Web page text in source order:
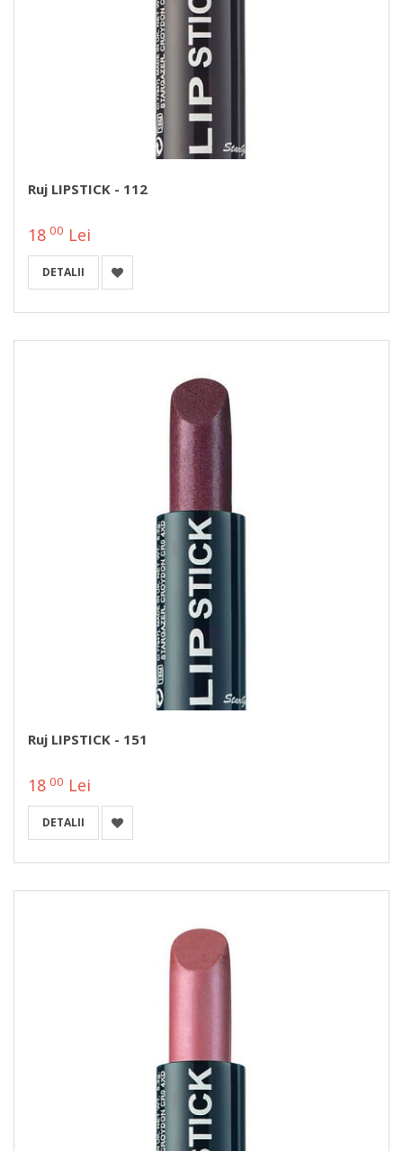
Ruj LIPSTICK - 112
18 00 Lei
DETALII
Ruj LIPSTICK - 151
18 00 Lei
DETALII